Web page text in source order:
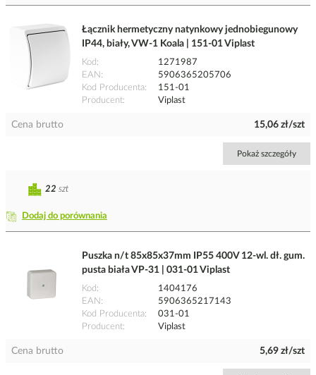
Łącznik hermetyczny natynkowy jednobiegunowy
IP44, biały, VW-1 Koala | 151-01 Viplast
Kod
1271987
EAN
5906365205706
Kod Producenta
151-01
Producent
Viplast
Cena brutto 15,06 zł/szt
Pokaż szczegóły
Dodaj do porównania
22 szt
Puszka n/t 85x85x37mm IP55 400V 12-wl. dł. gum.
pusta biała VP-31 | 031-01 Viplast
Kod
1404176
EAN
5906365217143
Kod Producenta
031-01
Producent
Viplast
Cena brutto 5,69 zł/szt